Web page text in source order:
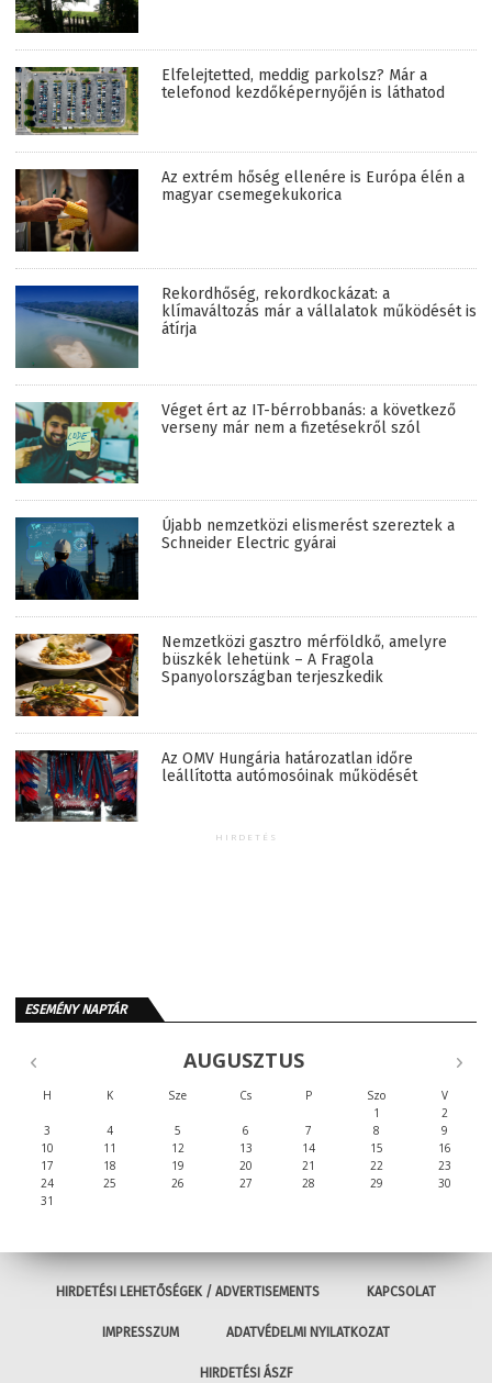
Elfelejtetted, meddig parkolsz? Már a
telefonod kezdőképernyőjén is láthatod
Az extrém hőség ellenére is Európa élén a
magyar csemegekukorica
Rekordhőség, rekordkockázat: a
klímaváltozás már a vállalatok működését is
átírja
Véget ért az IT-bérrobbanás: a következő
verseny már nem a fizetésekről szól
Újabb nemzetközi elismerést szereztek a
Schneider Electric gyárai
Nemzetközi gasztro mérföldkő, amelyre
büszkék lehetünk – A Fragola
Spanyolországban terjeszkedik
Az OMV Hungária határozatlan időre
leállította autómosóinak működését
HIRDETÉS
ESEMÉNY NAPTÁR
AUGUSZTUS
H K Sze Cs P Szo
V
1
2
3
4 5 6 7 8
9
10
11 12 13 14 15
16
17
18 19 20 21 22
23
24
25 26 27 28 29
30
31
HIRDETÉSI LEHETŐSÉGEK / ADVERTISEMENTS KAPCSOLAT
IMPRESSZUM ADATVÉDELMI NYILATKOZAT
HIRDETÉSI ÁSZF